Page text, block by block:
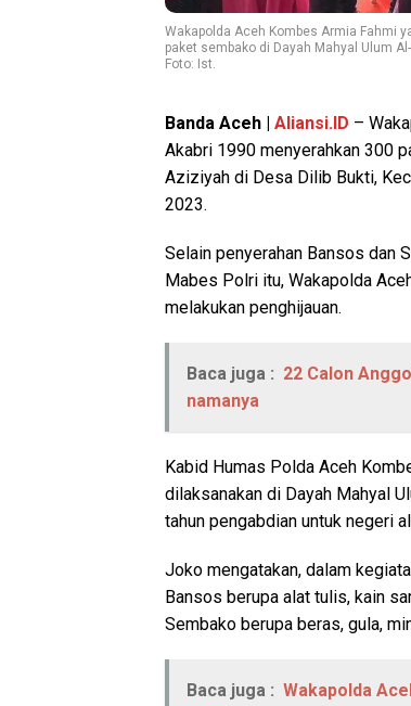
Wakapolda Aceh Kombes Armia Fahmi
paket sembako di Dayah Mahyal Ulum
Foto: Ist.
Banda Aceh | Aliansi.ID –
Akabri 1990 menyerahkan 300
Aziziyah di Desa Dilib Bukti,
2023.
Selain penyerahan Bansos dan
Mabes Polri itu, Wakapolda
melakukan penghijauan.
Baca juga : 22 Calon
namanya
Kabid Humas Polda Aceh
dilaksanakan di Dayah Mahyal
tahun pengabdian untuk negeri
Joko mengatakan, dalam
Bansos berupa alat tulis, kain
Sembako berupa beras, gula,
Baca juga : Wakapolda